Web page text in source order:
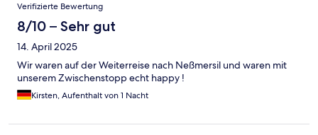
Verifizierte Bewertung
8/10 – Sehr gut
14. April 2025
Wir waren auf der Weiterreise nach Neßmersil und waren mit
unserem Zwischenstopp echt happy !
Kirsten, Aufenthalt von 1 Nacht